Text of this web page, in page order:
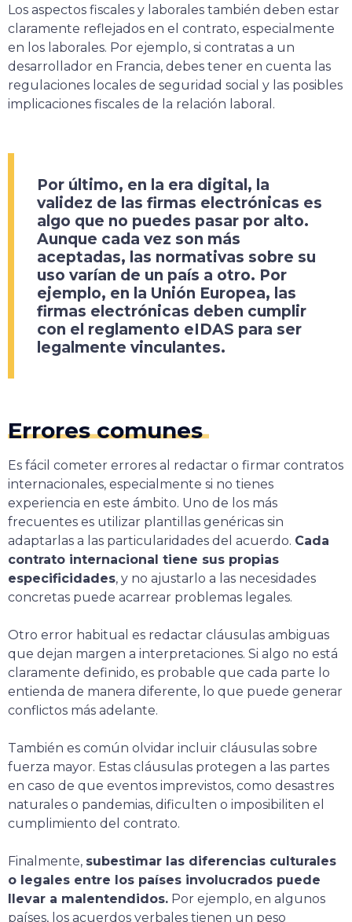
Los aspectos fiscales y laborales también deben estar
claramente reflejados en el contrato, especialmente
en los laborales. Por ejemplo, si contratas a un
desarrollador en Francia, debes tener en cuenta las
regulaciones locales de seguridad social y las posibles
implicaciones fiscales de la relación laboral.
Por último, en la era digital, la
validez de las firmas electrónicas es
algo que no puedes pasar por alto.
Aunque cada vez son más
aceptadas, las normativas sobre su
uso varían de un país a otro. Por
ejemplo, en la Unión Europea, las
firmas electrónicas deben cumplir
con el reglamento eIDAS para ser
legalmente vinculantes.
Errores comunes
Es fácil cometer errores al redactar o firmar contratos
internacionales, especialmente si no tienes
experiencia en este ámbito. Uno de los más
frecuentes es utilizar plantillas genéricas sin
adaptarlas a las particularidades del acuerdo. Cada
contrato internacional tiene sus propias
especificidades, y no ajustarlo a las necesidades
concretas puede acarrear problemas legales.
Otro error habitual es redactar cláusulas ambiguas
que dejan margen a interpretaciones. Si algo no está
claramente definido, es probable que cada parte lo
entienda de manera diferente, lo que puede generar
conflictos más adelante.
También es común olvidar incluir cláusulas sobre
fuerza mayor. Estas cláusulas protegen a las partes
en caso de que eventos imprevistos, como desastres
naturales o pandemias, dificulten o imposibiliten el
cumplimiento del contrato.
Finalmente, subestimar las diferencias culturales
o legales entre los países involucrados puede
llevar a malentendidos. Por ejemplo, en algunos
países, los acuerdos verbales tienen un peso